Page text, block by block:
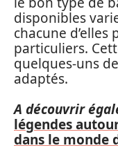
disponibles
chacune
particuliers.
quelques-uns
adaptés.
A découvrir
légendes
dans le monde